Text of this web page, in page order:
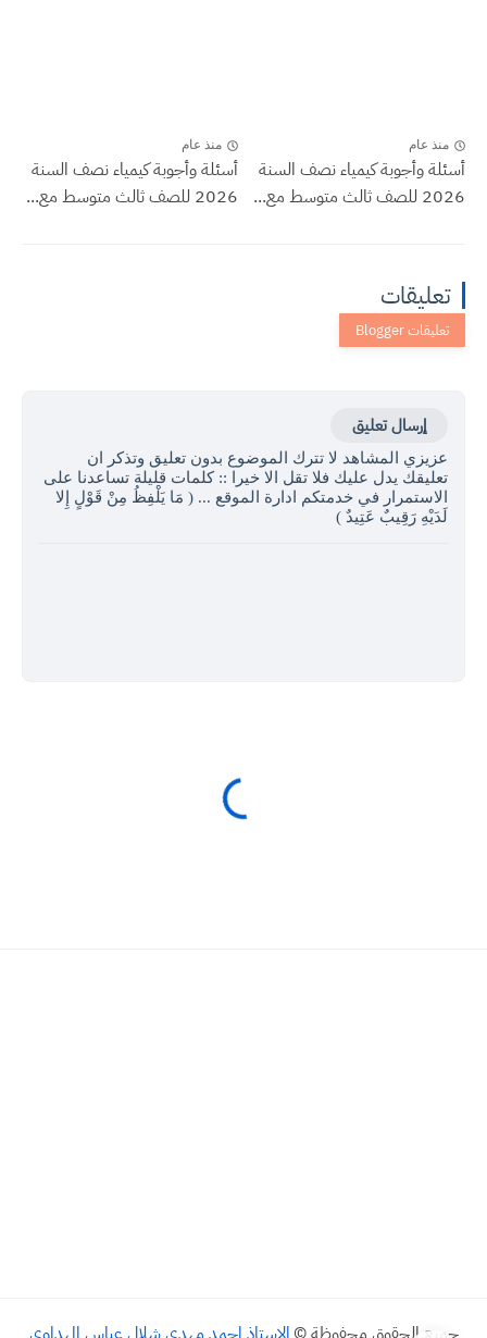
منذ عام
أسئلة وأجوبة كيمياء نصف السنة
2026 للصف ثالث متوسط مع...
منذ عام
أسئلة وأجوبة كيمياء نصف السنة
2026 للصف ثالث متوسط مع...
تعليقات
إرسال تعليق
عزيزي المشاهد لا تترك الموضوع بدون تعليق وتذكر ان
تعليقك يدل عليك فلا تقل الا خيرا :: كلمات قليلة تساعدنا على
الاستمرار في خدمتكم ادارة الموقع ... ( مَا يَلْفِظُ مِنْ قَوْلٍ إِلا
لَدَيْهِ رَقِيبٌ عَتِيدٌ )